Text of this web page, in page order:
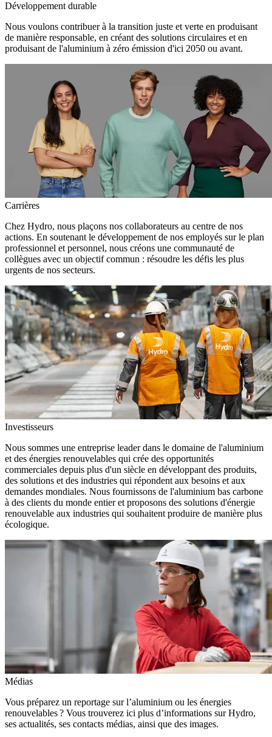
Développement durable
Nous voulons contribuer à la transition juste et verte en produisant
de manière responsable, en créant des solutions circulaires et en
produisant de l'aluminium à zéro émission d'ici 2050 ou avant.
Carrières
Chez Hydro, nous plaçons nos collaborateurs au centre de nos
actions. En soutenant le développement de nos employés sur le plan
professionnel et personnel, nous créons une communauté de
collègues avec un objectif commun : résoudre les défis les plus
urgents de nos secteurs.
Investisseurs
Nous sommes une entreprise leader dans le domaine de l'aluminium
et des énergies renouvelables qui crée des opportunités
commerciales depuis plus d'un siècle en développant des produits,
des solutions et des industries qui répondent aux besoins et aux
demandes mondiales. Nous fournissons de l'aluminium bas carbone
à des clients du monde entier et proposons des solutions d'énergie
renouvelable aux industries qui souhaitent produire de manière plus
écologique.
Médias
Vous préparez un reportage sur l’aluminium ou les énergies
renouvelables ? Vous trouverez ici plus d’informations sur Hydro,
ses actualités, ses contacts médias, ainsi que des images.